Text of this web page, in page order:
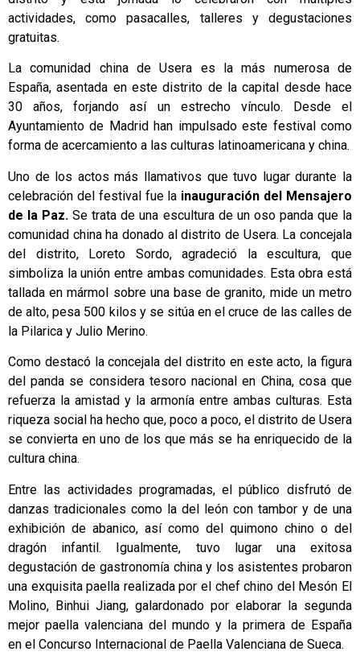
actividades, como pasacalles, talleres y degustaciones
gratuitas.
La comunidad china de Usera es la más numerosa de
España, asentada en este distrito de la capital desde hace
30 años, forjando así un estrecho vínculo. Desde el
Ayuntamiento de Madrid han impulsado este festival como
forma de acercamiento a las culturas latinoamericana y china.
Uno de los actos más llamativos que tuvo lugar durante la
celebración del festival fue la inauguración del Mensajero
de la Paz. Se trata de una escultura de un oso panda que la
comunidad china ha donado al distrito de Usera. La concejala
del distrito, Loreto Sordo, agradeció la escultura, que
simboliza la unión entre ambas comunidades. Esta obra está
tallada en mármol sobre una base de granito, mide un metro
de alto, pesa 500 kilos y se sitúa en el cruce de las calles de
la Pilarica y Julio Merino.
Como destacó la concejala del distrito en este acto, la figura
del panda se considera tesoro nacional en China, cosa que
refuerza la amistad y la armonía entre ambas culturas. Esta
riqueza social ha hecho que, poco a poco, el distrito de Usera
se convierta en uno de los que más se ha enriquecido de la
cultura china.
Entre las actividades programadas, el público disfrutó de
danzas tradicionales como la del león con tambor y de una
exhibición de abanico, así como del quimono chino o del
dragón infantil. Igualmente, tuvo lugar una exitosa
degustación de gastronomía china y los asistentes probaron
una exquisita paella realizada por el chef chino del Mesón El
Molino, Binhui Jiang, galardonado por elaborar la segunda
mejor paella valenciana del mundo y la primera de España
en el Concurso Internacional de Paella Valenciana de Sueca.